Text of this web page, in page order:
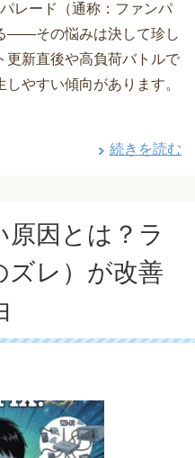
レード（通称：ファンパ
――その悩みは決して珍し
更新直後や高負荷バトルで
やすい傾向があります。
続きを読む
原因とは？ラ
ズレ）が改善